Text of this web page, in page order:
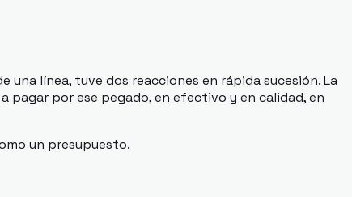
una línea, tuve dos reacciones en rápida sucesión. La
pagar por ese pegado, en efectivo y en calidad, en
un presupuesto.